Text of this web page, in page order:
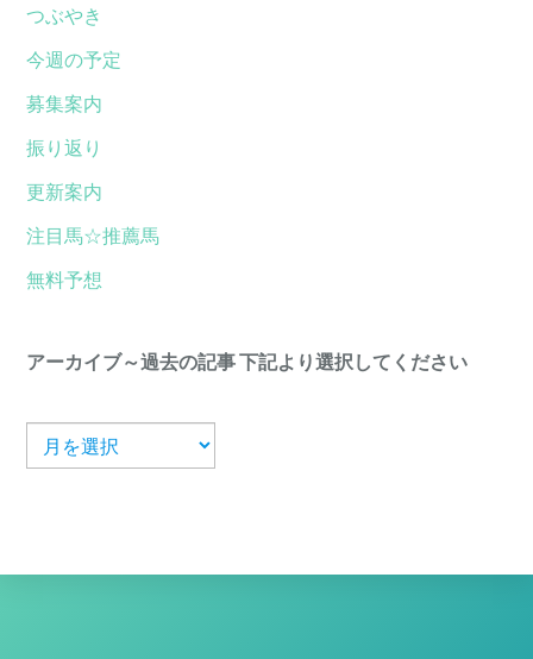
つぶやき
今週の予定
募集案内
振り返り
更新案内
注目馬☆推薦馬
無料予想
アーカイブ～過去の記事 下記より選択してください
ー